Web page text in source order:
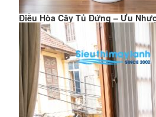
Điều Hòa Cây Tủ Đứng – Ưu